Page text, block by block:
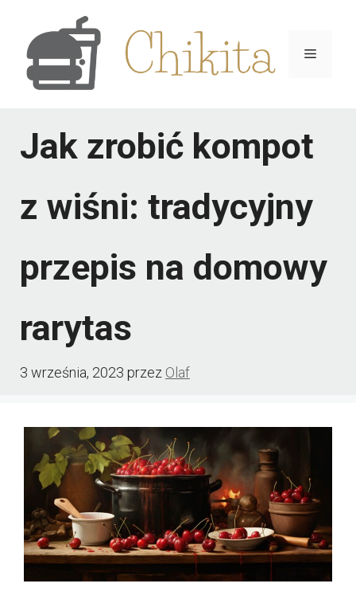
treści
Menu
Jak zrobić kompot
z wiśni: tradycyjny
przepis na domowy
rarytas
3 września, 2023 przez Olaf